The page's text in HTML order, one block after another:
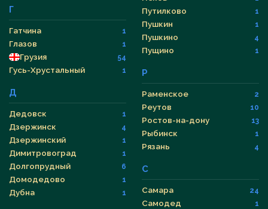
Г
Гатчина 1
Глазов 1
Грузия 54
Гусь-Хрустальный 1
Д
Дедовск 1
Дзержинск 4
Дзержинский 1
Димитровоград 1
Долгопрудный 6
Домодедово 1
Дубна 1
Путилково 1
Пушкин 1
Пушкино 4
Пущино 1
Р
Раменское 2
Реутов 10
Ростов-на-дону 13
Рыбинск 1
Рязань 4
С
Самара 24
Самодед 1